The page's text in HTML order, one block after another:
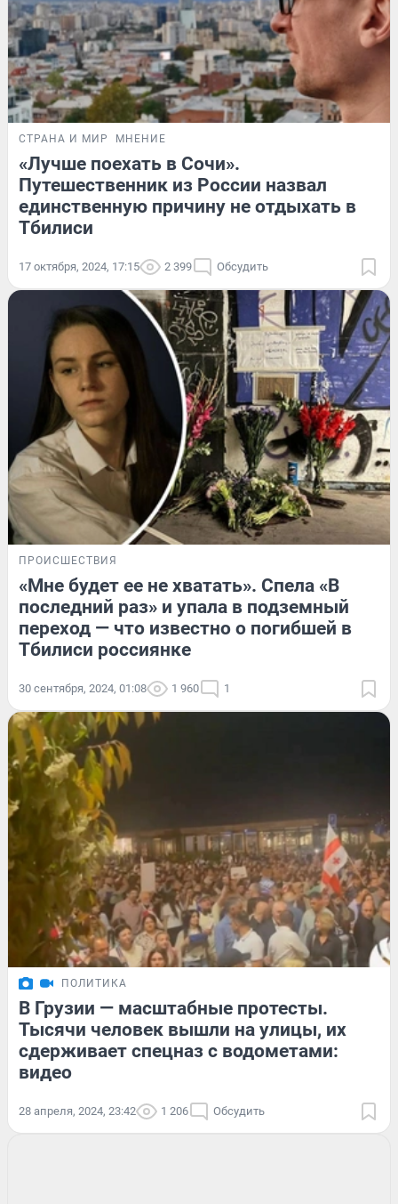
СТРАНА И МИР МНЕНИЕ
«Лучше поехать в Сочи».
Путешественник из России назвал
единственную причину не отдыхать в
Тбилиси
17 октября, 2024, 17:15 2 399 Обсудить
ПРОИСШЕСТВИЯ
«Мне будет ее не хватать». Спела «В
последний раз» и упала в подземный
переход — что известно о погибшей в
Тбилиси россиянке
30 сентября, 2024, 01:08 1 960 1
ПОЛИТИКА
В Грузии — масштабные протесты.
Тысячи человек вышли на улицы, их
сдерживает спецназ с водометами:
видео
28 апреля, 2024, 23:42 1 206 Обсудить